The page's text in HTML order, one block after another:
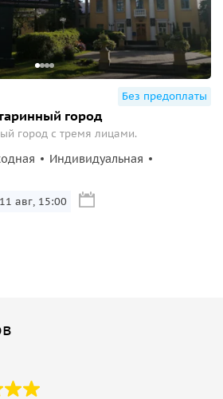
Без предоплаты
город
город с тремя лицами.
Индивидуальная
авг, 15:00